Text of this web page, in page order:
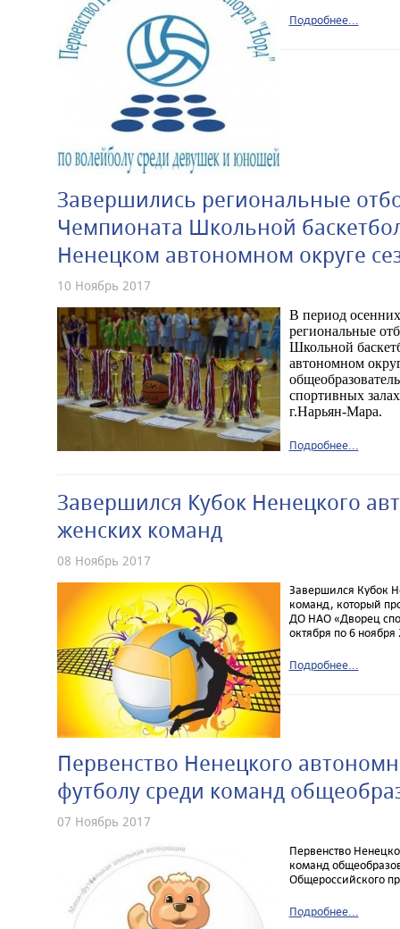
Подробнее...
Завершились региональные
Чемпионата Школьной
Ненецком автономном округе
10 Ноябрь 2017
В период
региональные
Школьной
автономном
спортивных
г.Нарьян-Мара.
Подробнее...
Завершился Кубок Ненецкого
женских команд
08 Ноябрь 2017
Завершился Кубок
команд, который
ДО НАО «Дворец
октября по 6 ноября
Подробнее...
Первенство Ненецкого
футболу среди команд
07 Ноябрь 2017
Первенство
команд
Общероссийского
Подробнее...